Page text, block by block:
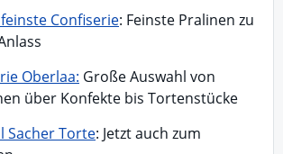
Confiserie: Feinste Pralinen zu
Oberlaa: Große Auswahl von
über Konfekte bis Tortenstücke
Sacher Torte: Jetzt auch zum